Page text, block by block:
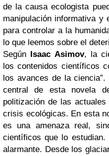
de la causa ecologista
manipulación informativa y
para controlar a la
lo que leemos sobre el
Según Isaac Asimov, la
los contenidos científicos
los avances de la
central de esta novela
politización de las
crisis ecológicas. En esta
es una amenaza real,
científicos que lo
alarmante. Desde los